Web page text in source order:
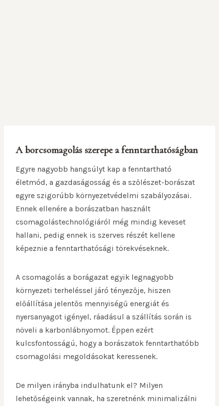
A borcsomagolás szerepe a fenntarthatóságban
Egyre nagyobb hangsúlyt kap a fenntartható
életmód, a gazdaságosság és a szőlészet-borászat
egyre szigorúbb környezetvédelmi szabályozásai.
Ennek ellenére a borászatban használt
csomagolástechnológiáról még mindig keveset
hallani, pedig ennek is szerves részét kellene
képeznie a fenntarthatósági törekvéseknek.
A csomagolás a borágazat egyik legnagyobb
környezeti terheléssel járó tényezője, hiszen
előállítása jelentős mennyiségű energiát és
nyersanyagot igényel, ráadásul a szállítás során is
növeli a karbonlábnyomot. Éppen ezért
kulcsfontosságú, hogy a borászatok fenntarthatóbb
csomagolási megoldásokat keressenek.
De milyen irányba indulhatunk el? Milyen
lehetőségeink vannak, ha szeretnénk minimalizálni